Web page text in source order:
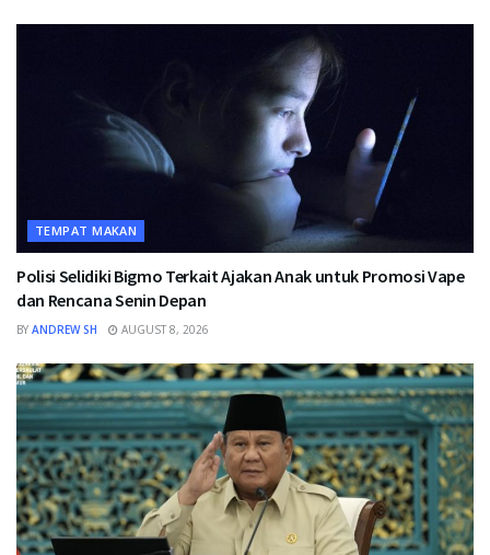
TEMPAT MAKAN
Polisi Selidiki Bigmo Terkait Ajakan Anak untuk Promosi Vape
dan Rencana Senin Depan
BY ANDREW SH AUGUST 8, 2026